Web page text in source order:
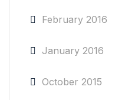
February 2016
January 2016
October 2015